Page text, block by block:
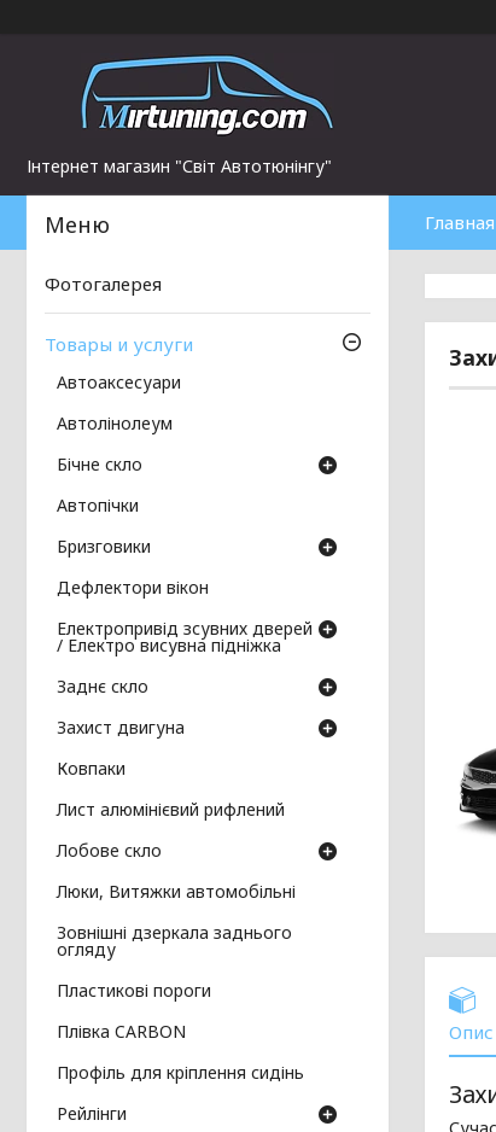
Інтернет магазин "Світ Автотюнінгу"
Главная
Опис
Фотогалерея
Товары и услуги
Автоаксесуари
Автолінолеум
Бічне скло
Автопічки
Бризговики
Дефлектори вікон
Електропривід зсувних дверей
/ Електро висувна підніжка
Заднє скло
Захист двигуна
Ковпаки
Лист алюмінієвий рифлений
Лобове скло
Люки, Витяжки автомобільні
Зовнішні дзеркала заднього
огляду
Пластикові пороги
Плівка CARBON
Профіль для кріплення сидінь
Рейлінги